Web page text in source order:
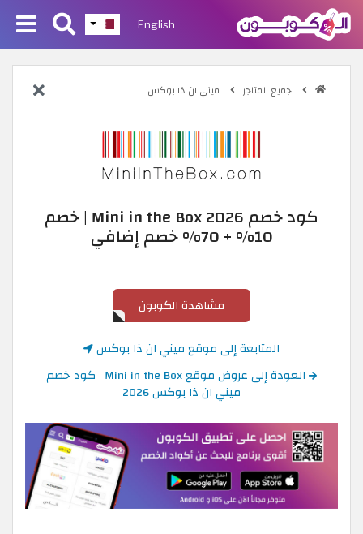
English
جميع المتاجر ميني ان ذا بوكس
كود خصم Mini in the Box 2026 | خصم
10% + 70% خصم إضافي
مشاهدة الكوبون
المتابعة إلى موقع ميني ان ذا بوكس
العودة إلى عروض موقع Mini in the Box | كود خصم
ميني ان ذا بوكس 2026